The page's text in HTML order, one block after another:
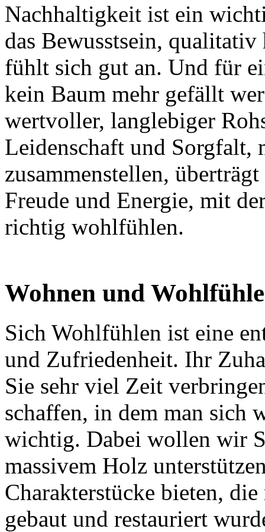
Nachhaltigkeit ist ein
das Bewusstsein,
fühlt sich gut an. Und für
kein Baum mehr gefällt
wertvoller, langlebiger
Leidenschaft und Sorgfalt,
zusammenstellen,
Freude und Energie, mit
richtig wohlfühlen.
Wohnen und
Sich Wohlfühlen ist eine
und Zufriedenheit. Ihr
Sie sehr viel Zeit
schaffen, in dem man sich
wichtig. Dabei wollen wir
massivem Holz
Charakterstücke bieten,
gebaut und restauriert